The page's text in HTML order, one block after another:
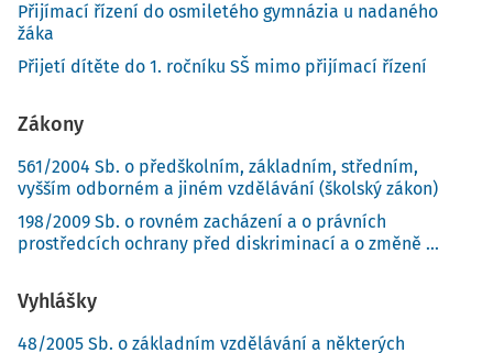
Přijímací řízení do osmiletého gymnázia u nadaného
žáka
Přijetí dítěte do 1. ročníku SŠ mimo přijímací řízení
Zákony
561/2004 Sb. o předškolním, základním, středním,
vyšším odborném a jiném vzdělávání (školský zákon)
198/2009 Sb. o rovném zacházení a o právních
prostředcích ochrany před diskriminací a o změně ...
Vyhlášky
48/2005 Sb. o základním vzdělávání a některých